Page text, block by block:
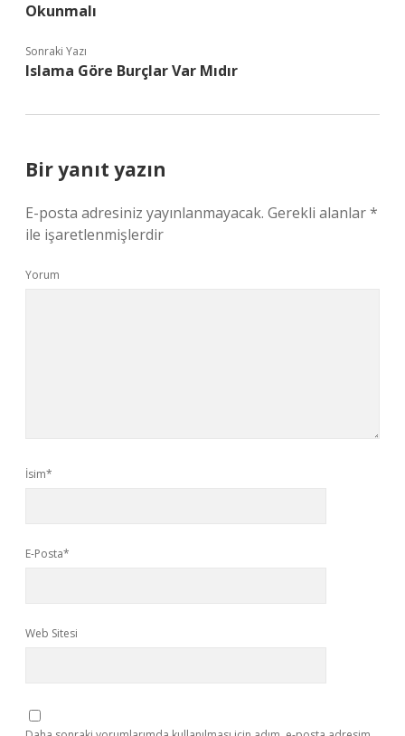
Okunmalı
Sonraki Yazı
Islama Göre Burçlar Var Mıdır
Bir yanıt yazın
E-posta adresiniz yayınlanmayacak. Gerekli alanlar*
ile işaretlenmişlerdir
Yorum
İsim*
E-Posta*
Web Sitesi